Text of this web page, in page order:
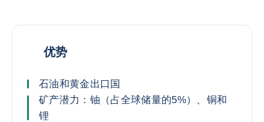
优势
石油和黄金出口国
矿产潜力：铀（占全球储量的5%）、铜和
锂